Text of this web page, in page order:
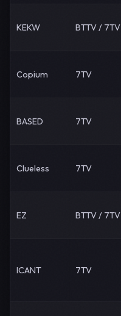
KEKW BTTV / 7TV
Copium 7TV
BASED 7TV
Clueless 7TV
EZ BTTV / 7TV
ICANT 7TV